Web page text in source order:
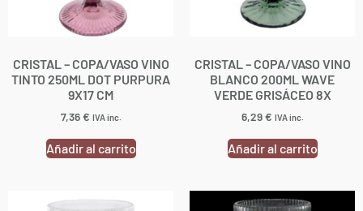
CRISTAL – COPA/VASO VINO
TINTO 250ML DOT PURPURA
9X17 CM
7,36€ IVA inc.
Añadir al carrito
CRISTAL – COPA/VASO VINO
BLANCO 200ML WAVE
VERDE GRISÁCEO 8X
6,29€ IVA inc.
Añadir al carrito